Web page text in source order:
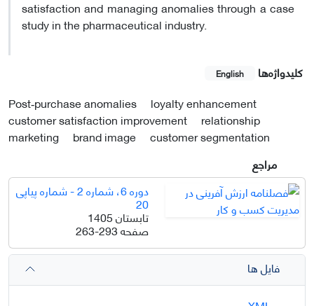
satisfaction and managing anomalies through a case
study in the pharmaceutical industry.
کلیدواژه‌ها English
Post‑purchase anomalies
loyalty enhancement
customer satisfaction improvement
relationship
marketing
brand image
customer segmentation
مراجع
دوره 6، شماره 2 - شماره پیاپی
20
تابستان 1405
صفحه263-293
فایل ها